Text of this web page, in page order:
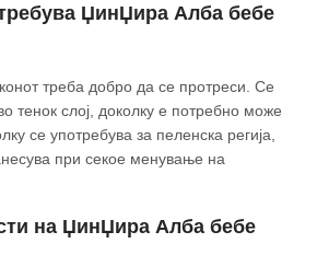
ЏинЏира Алба бебе
треба добро да се протреси. Се
тенок слој, доколку е потребно може
се употребува за пеленска регија,
при секое менување на
на ЏинЏира Алба бебе